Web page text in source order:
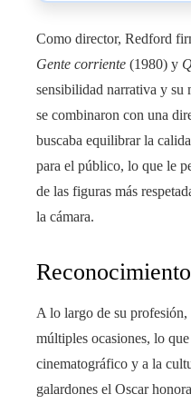
Como director, Redford
Gente corriente (1980) y
sensibilidad narrativa y su
se combinaron con una
buscaba equilibrar la
para el público, lo que le
de las figuras más
la cámara.
A lo largo de su
múltiples ocasiones, lo
cinematográfico y a la
galardones el Oscar